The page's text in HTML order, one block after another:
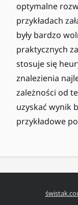
optymalne
przykładach
były bardzo
praktycznych
stosuje się
znalezienia
zależności od
uzyskać wynik
przykładowe